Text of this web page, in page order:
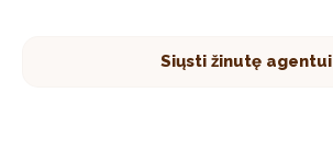
Siųsti žinutę agentui